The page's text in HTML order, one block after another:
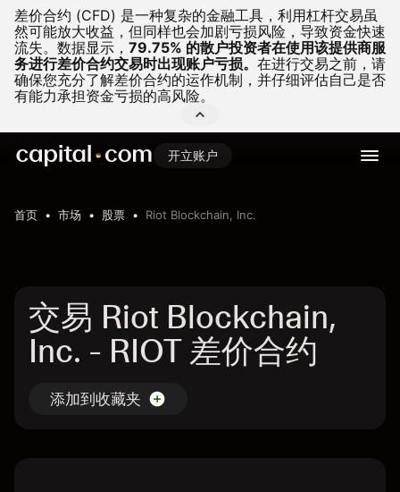
差价合约 (CFD) 是一种复杂的金融工具，利用杠杆交易虽
然可能放大收益，但同样也会加剧亏损风险，导致资金快速
流失。 数据显示， 79.75% 的散户投资者在使用该提供商服
务进行差价合约交易时出现账户亏损。 在进行交易之前，请
确保您充分了解差价合约的运作机制，并仔细评估自己是否
有能力承担资金亏损的高风险。
开立账户
首页 市场 股票 Riot Blockchain, Inc.
交易 Riot Blockchain,
Inc. - RIOT 差价合约
添加到收藏夹